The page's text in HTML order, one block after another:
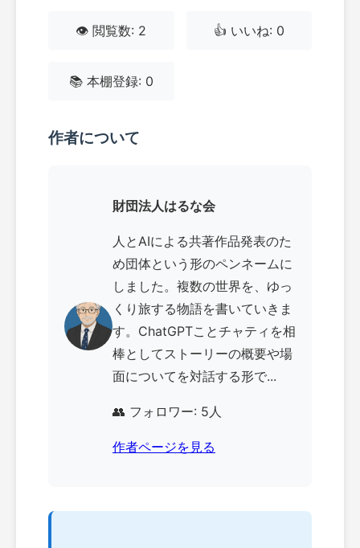
👁️ 閲覧数: 2 👍 いいね: 0
📚 本棚登録: 0
作者について
財団法人はるな会
人とAIによる共著作品発表のた
め団体という形のペンネームに
しました。複数の世界を、ゆっ
くり旅する物語を書いていきま
す。ChatGPTことチャティを相
棒としてストーリーの概要や場
面についてを対話する形で...
👥 フォロワー: 5人
作者ページを見る